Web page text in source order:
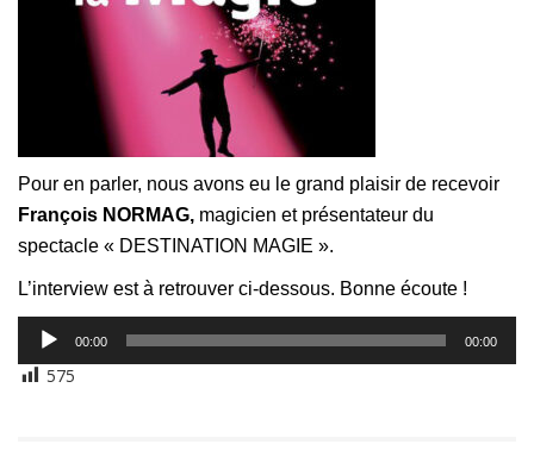
Pour en parler, nous avons eu le grand plaisir de recevoir
François NORMAG, magicien et présentateur du
spectacle « DESTINATION MAGIE ».
L’interview est à retrouver ci-dessous. Bonne écoute !
Lecteur
audio
00:00 00:00
575